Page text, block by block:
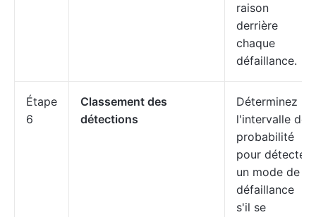
raison
derrière
chaque
défaillance.
Étape
6
Classement des
détections
Déterminez
l'intervalle de
probabilité
pour détecter
un mode de
défaillance
s'il se